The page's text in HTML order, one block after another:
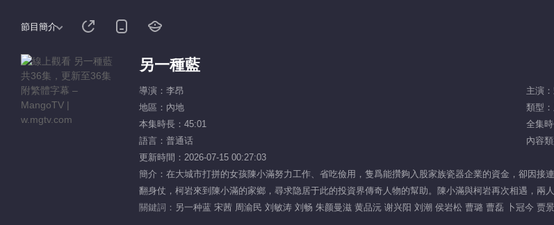
節目簡介
另一種藍
導演：李昂
地區：內地
類型
本集時長：45:01
全集
語言：普通话
內容
更新時間：2026-07-15 00:27:03
簡介：在大城市打拼的女孩陳小滿努力工作、省吃儉用，隻爲能攢夠入股家族瓷器企業的資金，卻因
翻身仗，柯岩來到陳小滿的家鄉，尋求隐居于此的投資界傳奇人物的幫助。陳小滿與柯岩再次相遇，兩
關鍵詞： 另一种蓝 宋茜 周渝民 刘敏涛 刘畅 朱颜曼滋 黄品沅 谢兴阳 刘潮 侯岩松 曹璐 曹磊 卜冠今 贾